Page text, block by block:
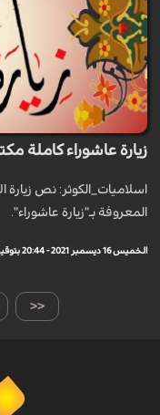
زيارة عاشوراء كاملة
اسلاميات_الكوثر: نص زيارة
المعروفة بـ"زيارة عاشوراء".
الخميس 16 ديسمبر 2021 - 20:44 بتوقيت مكة
<<